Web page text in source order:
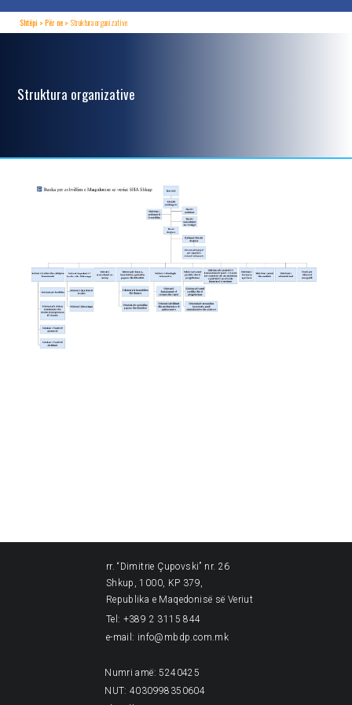
Shtëpi Për ne Struktura organizative
Struktura organizative
rr. “Dimitrie Çupovski” nr. 26
Shkup, 1000, KP 379,
Republika e Maqedonisë së Veriut
Tel: +389 2 3115 844
e-mail: info@mbdp.com.mk
Numri amë: 5240425
NUT: 4030998350604